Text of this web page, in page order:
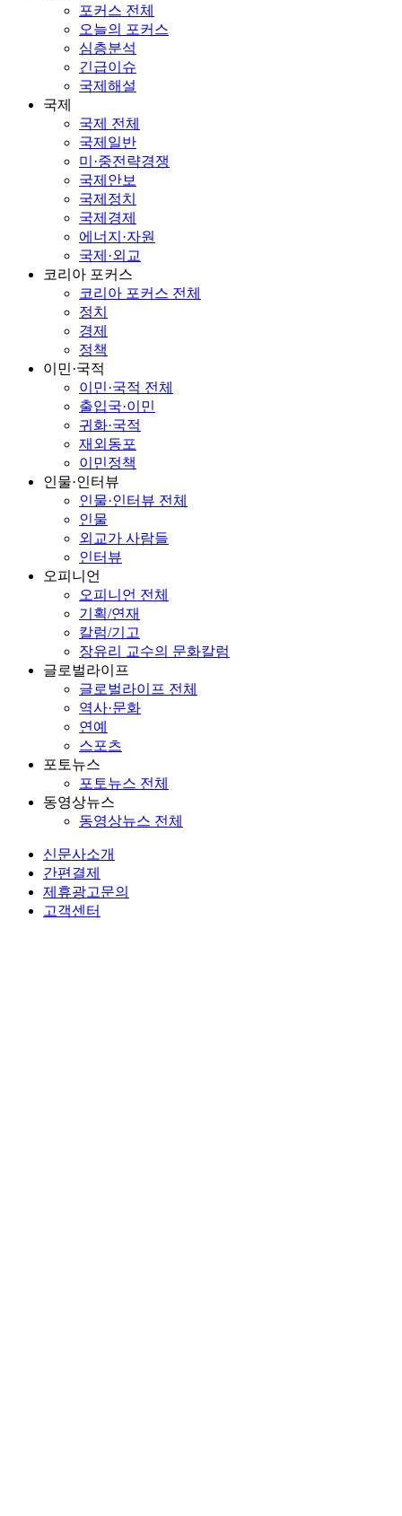
포커스 전체
오늘의 포커스
심층분석
긴급이슈
국제해설
국제
국제 전체
국제일반
미·중전략경쟁
국제안보
국제정치
국제경제
에너지·자원
국제·외교
코리아 포커스
코리아 포커스 전체
정치
경제
정책
이민·국적
이민·국적 전체
출입국·이민
귀화·국적
재외동포
이민정책
인물·인터뷰
인물·인터뷰 전체
인물
외교가 사람들
인터뷰
오피니언
오피니언 전체
기획/연재
칼럼/기고
장유리 교수의 문화칼럼
글로벌라이프
글로벌라이프 전체
역사·문화
연예
스포츠
포토뉴스
포토뉴스 전체
동영상뉴스
동영상뉴스 전체
신문사소개
간편결제
제휴광고문의
고객센터